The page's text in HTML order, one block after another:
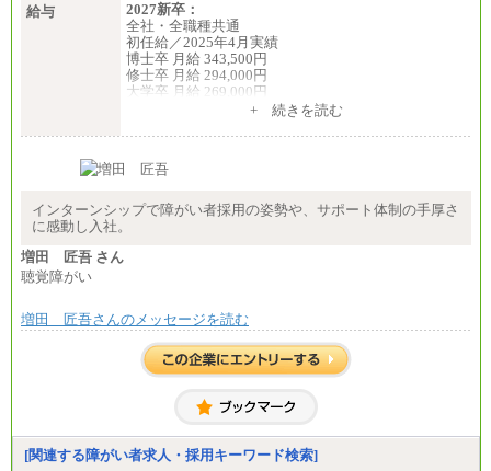
給与
2027新卒：
全社・全職種共通
初任給／2025年4月実績
博士卒 月給 343,500円
修士卒 月給 294,000円
大学卒 月給 269,000円
※試用期間の給与に変更はございません
中途：
す。
+ 続きを読む
インターンシップで障がい者採用の姿勢や、サポート体制の手厚さ
に感動し入社。
増田 匠吾 さん
聴覚障がい
増田 匠吾さんのメッセージを読む
[関連する障がい者求人・採用キーワード検索]